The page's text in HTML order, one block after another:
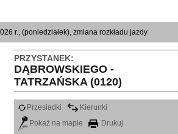
r., (poniedziałek), zmiana rozkładu jazdy
PRZYSTANEK:
DĄBROWSKIEGO -
TATRZAŃSKA (0120)
Przesiadki
Kierunki
Pokaż na mapie
Drukuj